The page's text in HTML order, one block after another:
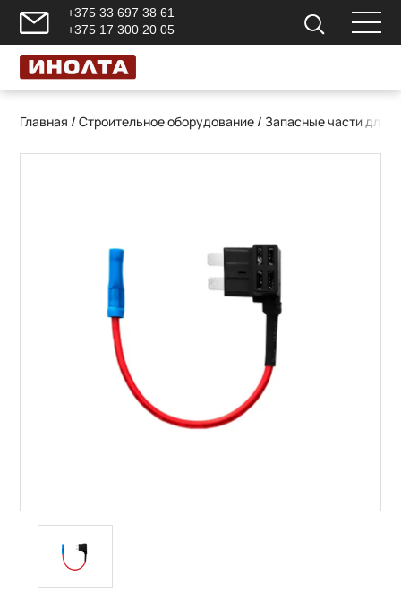
+375 33 697 38 61
+375 17 300 20 05
Главная /Строительное оборудование /Запасные части для